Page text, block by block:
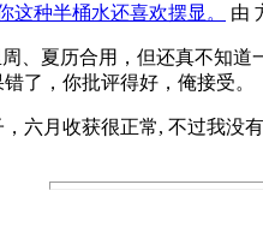
这种半桶水还喜欢摆显。 由
、夏历合用，但还真不知道
了，你批评得好，俺接受。
六月收获很正常, 不过我没